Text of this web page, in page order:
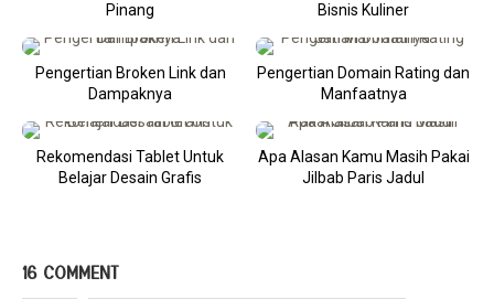
Pinang
Bisnis Kuliner
Pengertian Broken Link dan
Dampaknya
Pengertian Domain Rating dan
Manfaatnya
Rekomendasi Tablet Untuk
Belajar Desain Grafis
Apa Alasan Kamu Masih Pakai
Jilbab Paris Jadul
16 COMMENT